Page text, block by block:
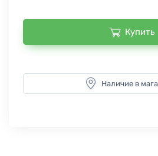
Купить
Наличие в